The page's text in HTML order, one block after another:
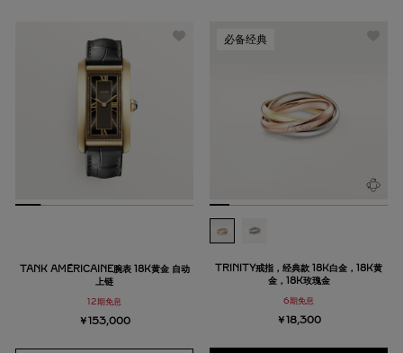
TANK AMÉRICAINE腕表 18K黄金 自动
上链
12期免息
￥153,000
必备经典
TRINITY戒指，经典款 18K白金，18K黄
金，18K玫瑰金
6期免息
￥18,300